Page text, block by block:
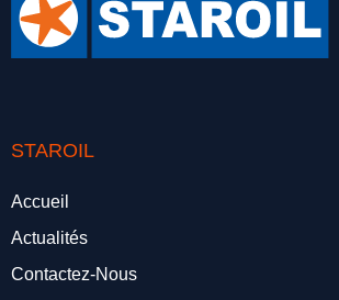
STAROIL
Accueil
Actualités
Contactez-Nous